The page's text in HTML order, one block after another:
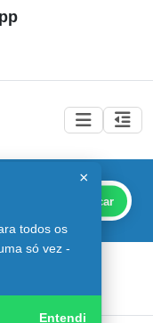
Buscar
Selantes
×
todos os
só vez -
Entendi